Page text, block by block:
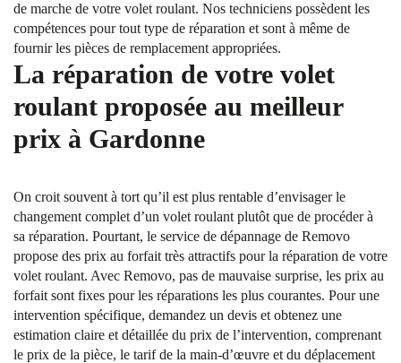
de marche de votre volet roulant. Nos techniciens possèdent les
compétences pour tout type de réparation et sont à même de
fournir les pièces de remplacement appropriées.
La réparation de votre volet
roulant proposée au meilleur
prix à Gardonne
On croit souvent à tort qu’il est plus rentable d’envisager le
changement complet d’un volet roulant plutôt que de procéder à
sa réparation. Pourtant, le service de dépannage de Removo
propose des prix au forfait très attractifs pour la réparation de votre
volet roulant. Avec Removo, pas de mauvaise surprise, les prix au
forfait sont fixes pour les réparations les plus courantes. Pour une
intervention spécifique, demandez un devis et obtenez une
estimation claire et détaillée du prix de l’intervention, comprenant
le prix de la pièce, le tarif de la main-d’œuvre et du déplacement